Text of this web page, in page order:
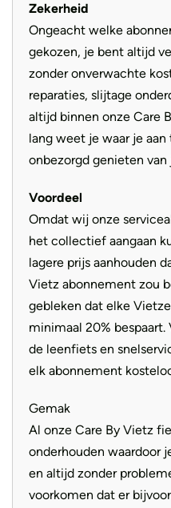
De Touring-uitvoering
Shimano Deore 11-speed
systeem is licht, direct en
versnellingsbereik zorgt
cadans kunt vinden, zowel
op steile hellingen. De
eenvoudig te
precieze schakelervaring.
De accu
De Homage5 GT Touring
Bosch PowerTube 800 en
bestellen. Deze
verwerkt en kunnen
direct worden opgeladen
bereik kun je met een
Zadel
Zekerheid
Ongeacht welke
gekozen, je bent altijd
zonder onverwachte
reparaties, slijtage
altijd binnen onze Care
lang weet je waar je
onbezorgd genieten
Voordeel
Omdat wij onze
het collectief aangaan
lagere prijs aanhouden
Vietz abonnement zou
gebleken dat elke
minimaal 20%
de leenfiets en
elk abonnement
Gemak
Al onze Care By Vietz
onderhouden waardoor
en altijd zonder
voorkomen dat er